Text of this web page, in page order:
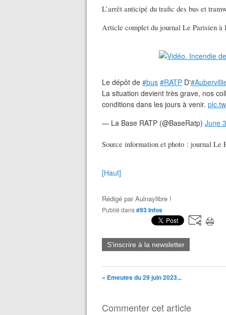
L’arrêt anticipé du trafic des bus et
Article complet du journal Le Parisien à
Le dépôt de #bus #RATP D'
La situation devient très grave, nos
conditions dans les jours à venir.
— La Base RATP (@BaseRatp) June
Source information et photo : journal Le
[Haut]
Rédigé parAulnaylibre !
Publié dans#93 Infos
S'inscrire à la newsletter
« Emeutes du 29 juin 2023...
Commenter cet article